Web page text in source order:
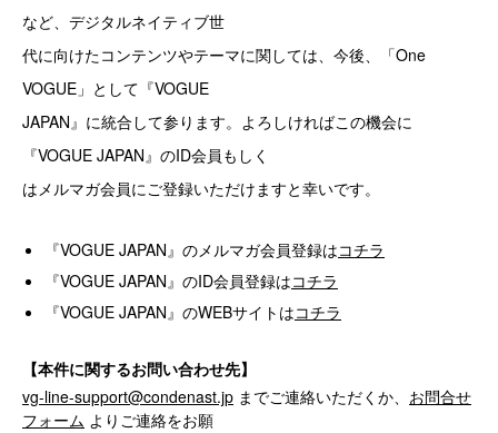
など、デジタルネイティブ世
代に向けたコンテンツやテーマに関しては、今後、「One
VOGUE」として『VOGUE
JAPAN』に統合して参ります。よろしければこの機会に
『VOGUE JAPAN』のID会員もしく
はメルマガ会員にご登録いただけますと幸いです。
『VOGUE JAPAN』のメルマガ会員登録はコチラ
『VOGUE JAPAN』のID会員登録はコチラ
『VOGUE JAPAN』のWEBサイトはコチラ
【本件に関するお問い合わせ先】
vg-line-support@condenast.jp までご連絡いただくか、 お問合せ
フォーム よりご連絡をお願